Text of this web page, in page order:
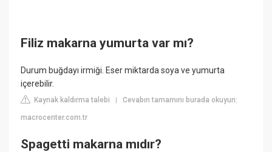
Filiz makarna yumurta var mı?
Durum buğdayı irmiği. Eser miktarda soya ve yumurta
içerebilir.
Kaynak kaldırma talebi |Cevabın tamamını burada okuyun:
macrocenter.com.tr
Spagetti makarna mıdır?